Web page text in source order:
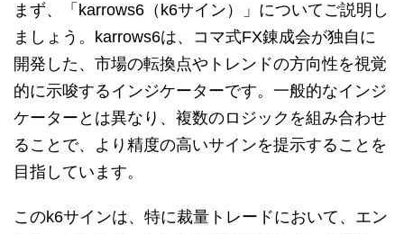
まず、「karrows6（k6サイン）」についてご説明し
ましょう。karrows6は、コマ式FX錬成会が独自に
開発した、市場の転換点やトレンドの方向性を視覚
的に示唆するインジケーターです。一般的なインジ
ケーターとは異なり、複数のロジックを組み合わせ
ることで、より精度の高いサインを提示することを
目指しています。
このk6サインは、特に裁量トレードにおいて、エン